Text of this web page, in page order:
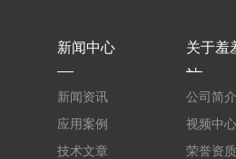
新闻中心
新闻资讯
应用案例
技术文章
关于羞
站
公司简介
视频中心
荣誉资质